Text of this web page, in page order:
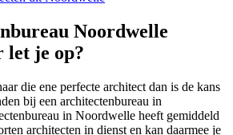
Noordwelle
let je op?
die ene perfecte architect dan is de kans
bij een architectenbureau in
in Noordwelle heeft gemiddeld
architecten in dienst en kan daarmee je